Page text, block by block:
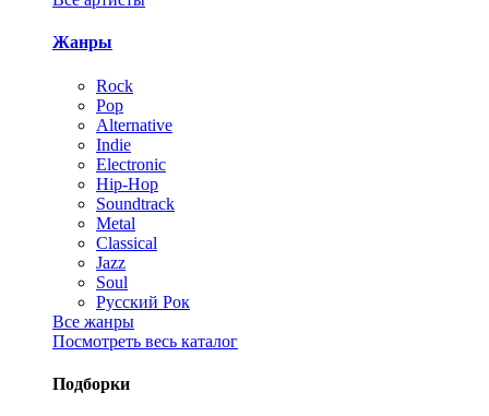
Жанры
Rock
Pop
Alternative
Indie
Electronic
Hip-Hop
Soundtrack
Metal
Classical
Jazz
Soul
Русский Рок
Все жанры
Посмотреть весь каталог
Подборки